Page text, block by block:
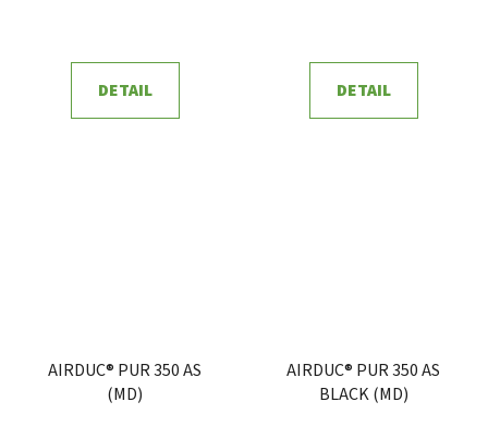
DETAIL DETAIL
AIRDUC® PUR 350 AS
(MD)
AIRDUC® PUR 350 AS
BLACK (MD)